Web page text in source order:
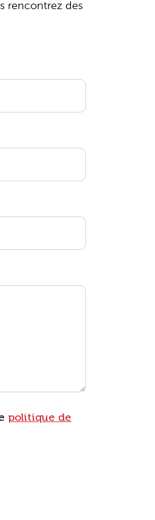
rencontrez des
politique de